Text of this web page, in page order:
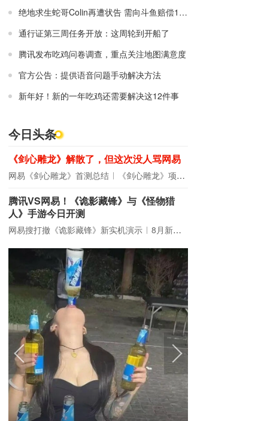
绝地求生蛇哥Colin再遭状告 需向斗鱼赔偿1.5亿
通行证第三周任务开放：这周轮到开船了
腾讯发布吃鸡问卷调查，重点关注地图满意度
官方公告：提供语音问题手动解决方法
新年好！新的一年吃鸡还需要解决这12件事
今日头条
《剑心雕龙》解散了，但这次没人骂网易
网易《剑心雕龙》首测总结 《剑心雕龙》项目宣布解散
腾讯VS网易！《诡影藏锋》与《怪物猎
人》手游今日开测
网易搜打撤《诡影藏锋》新实机演示 8月新游前瞻：《诡秘之主》领衔